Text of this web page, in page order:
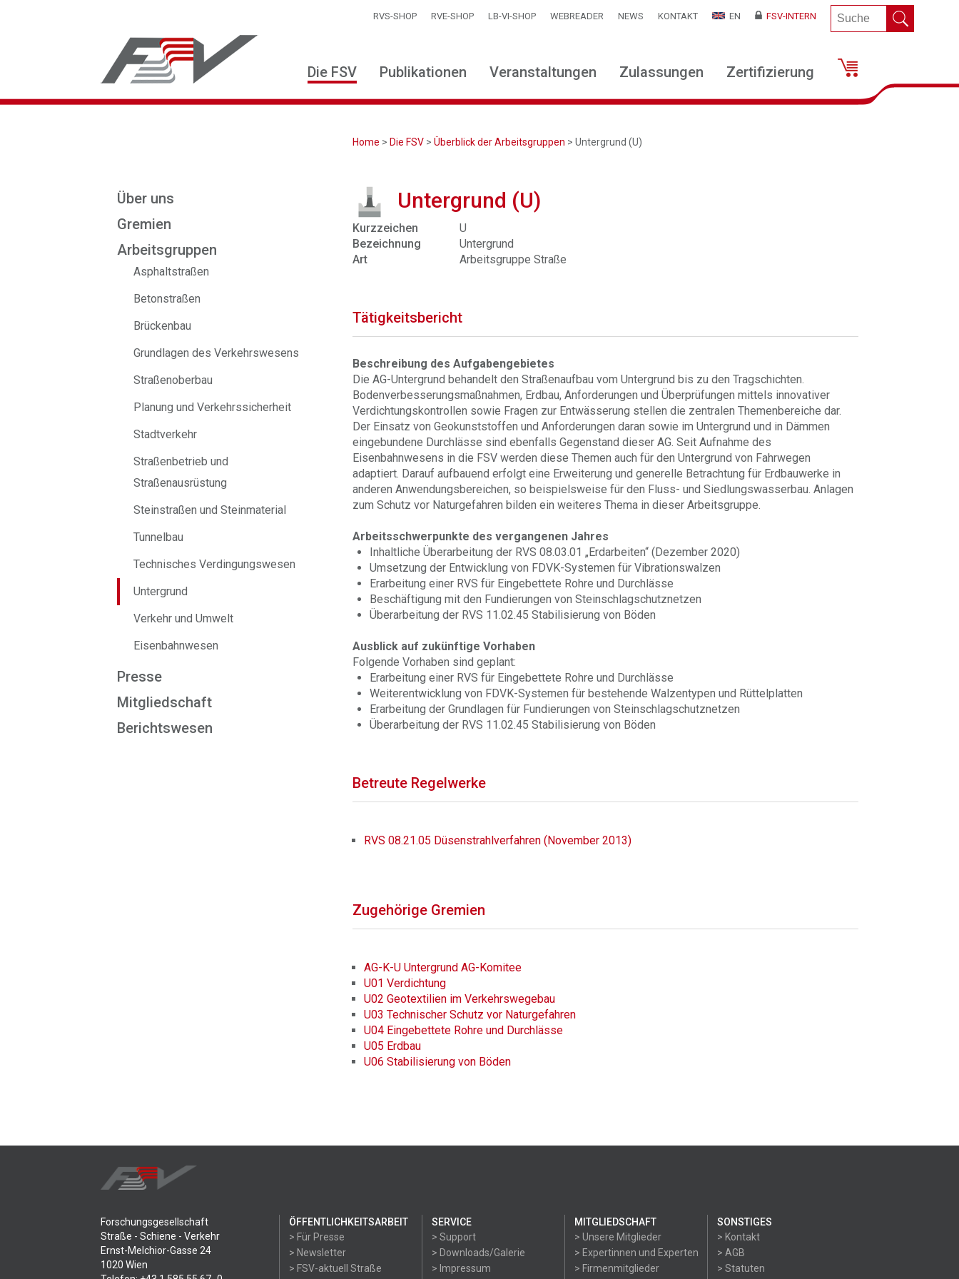
RVS-SHOP RVE-SHOP LB-VI-SHOP WEBREADER NEWS KONTAKT EN FSV-INTERN
Die FSV Publikationen Veranstaltungen Zulassungen Zertifizierung
Home > Die FSV >Überblick der Arbeitsgruppen > Untergrund (U)
Über uns
Gremien
Arbeitsgruppen
Asphaltstraßen
Betonstraßen
Brückenbau
Grundlagen des Verkehrswesens
Straßenoberbau
Planung und Verkehrssicherheit
Stadtverkehr
Straßenbetrieb und
Straßenausrüstung
Steinstraßen und Steinmaterial
Tunnelbau
Technisches Verdingungswesen
Untergrund
Verkehr und Umwelt
Eisenbahnwesen
Presse
Mitgliedschaft
Berichtswesen
Untergrund (U)
Kurzzeichen
U
Bezeichnung
Untergrund
Art
Arbeitsgruppe Straße
Tätigkeitsbericht
Beschreibung des Aufgabengebietes
Die AG-Untergrund behandelt den Straßenaufbau vom Untergrund bis zu den Tragschichten.
Bodenverbesserungsmaßnahmen, Erdbau, Anforderungen und Überprüfungen mittels innovativer
Verdichtungskontrollen sowie Fragen zur Entwässerung stellen die zentralen Themenbereiche dar.
Der Einsatz von Geokunststoffen und Anforderungen daran sowie im Untergrund und in Dämmen
eingebundene Durchlässe sind ebenfalls Gegenstand dieser AG. Seit Aufnahme des
Eisenbahnwesens in die FSV werden diese Themen auch für den Untergrund von Fahrwegen
adaptiert. Darauf aufbauend erfolgt eine Erweiterung und generelle Betrachtung für Erdbauwerke in
anderen Anwendungsbereichen, so beispielsweise für den Fluss- und Siedlungswasserbau. Anlagen
zum Schutz vor Naturgefahren bilden ein weiteres Thema in dieser Arbeitsgruppe.
Arbeitsschwerpunkte des vergangenen Jahres
Inhaltliche Überarbeitung der RVS 08.03.01 „Erdarbeiten“ (Dezember 2020)
Umsetzung der Entwicklung von FDVK-Systemen für Vibrationswalzen
Erarbeitung einer RVS für Eingebettete Rohre und Durchlässe
Beschäftigung mit den Fundierungen von Steinschlagschutznetzen
Überarbeitung der RVS 11.02.45 Stabilisierung von Böden
Ausblick auf zukünftige Vorhaben
Folgende Vorhaben sind geplant:
Erarbeitung einer RVS für Eingebettete Rohre und Durchlässe
Weiterentwicklung von FDVK-Systemen für bestehende Walzentypen und Rüttelplatten
Erarbeitung der Grundlagen für Fundierungen von Steinschlagschutznetzen
Überarbeitung der RVS 11.02.45 Stabilisierung von Böden
Betreute Regelwerke
RVS 08.21.05 Düsenstrahlverfahren (November 2013)
Zugehörige Gremien
AG-K-U Untergrund AG-Komitee
U01 Verdichtung
U02 Geotextilien im Verkehrswegebau
U03 Technischer Schutz vor Naturgefahren
U04 Eingebettete Rohre und Durchlässe
U05 Erdbau
U06 Stabilisierung von Böden
Forschungsgesellschaft
Straße - Schiene - Verkehr
Ernst-Melchior-Gasse 24
1020 Wien
ÖFFENTLICHKEITSARBEIT
> Für Presse
> Newsletter
> FSV-aktuell Straße
SERVICE
> Support
> Downloads/Galerie
> Impressum
MITGLIEDSCHAFT
> Unsere Mitglieder
> Expertinnen und Experten
> Firmenmitglieder
SONSTIGES
> Kontakt
> AGB
> Statuten